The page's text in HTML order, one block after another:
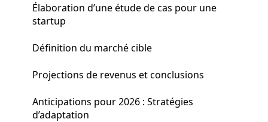
Élaboration d’une étude de cas pour une
startup
Définition du marché cible
Projections de revenus et conclusions
Anticipations pour 2026 : Stratégies
d’adaptation